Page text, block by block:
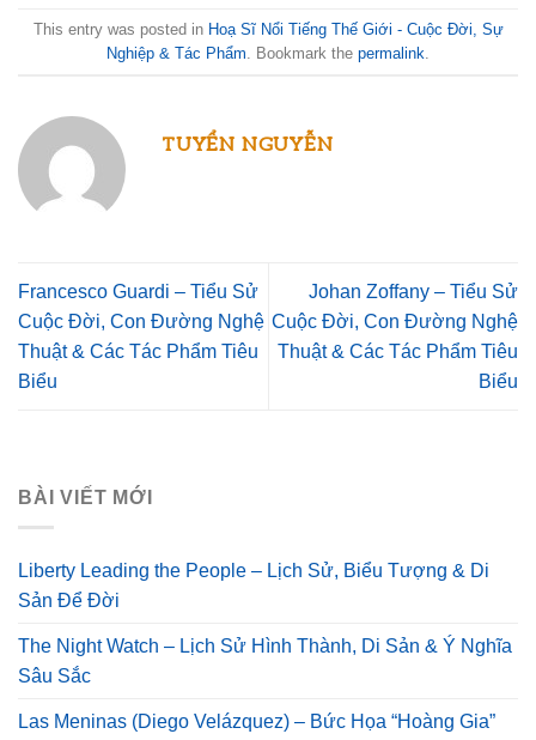
This entry was posted in Hoạ Sĩ Nổi Tiếng Thế Giới - Cuộc Đời, Sự
Nghiệp & Tác Phẩm . Bookmark the permalink
TUYỂN NGUYỄN
Francesco Guardi – Tiểu Sử
Cuộc Đời, Con Đường Nghệ
Thuật & Các Tác Phẩm Tiêu
Biểu
Johan Zoffany – Tiểu Sử
Cuộc Đời, Con Đường Nghệ
Thuật & Các Tác Phẩm Tiêu
Biểu
BÀI VIẾT MỚI
Liberty Leading the People – Lịch Sử, Biểu Tượng & Di
Sản Để Đời
The Night Watch – Lịch Sử Hình Thành, Di Sản & Ý Nghĩa
Sâu Sắc
Las Meninas (Diego Velázquez) – Bức Họa “Hoàng Gia”